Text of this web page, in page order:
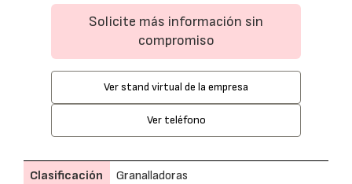
Solicite más información sin
compromiso
Ver stand virtual de la empresa
Ver teléfono
Clasificación Granalladoras